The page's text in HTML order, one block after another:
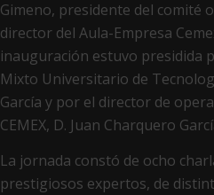
Gimeno, presidente del comité
director del Aula-Empresa
inauguración estuvo presidida
Mixto Universitario de
García y por el director de
CEMEX, D. Juan Charquero
La jornada constó de ocho
prestigiosos expertos, de